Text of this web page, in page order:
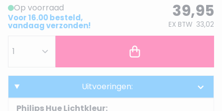
Op voorraad
Voor 16.00 besteld,
vandaag verzonden!
39,95
EX BTW 33,02
Uitvoeringen:
Philips Hue Lichtkleur: